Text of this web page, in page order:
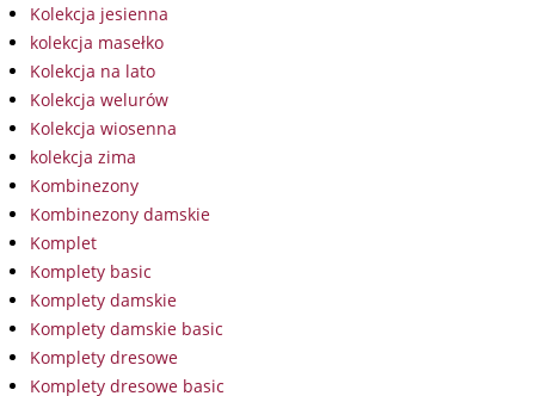
Kolekcja jesienna
kolekcja masełko
Kolekcja na lato
Kolekcja welurów
Kolekcja wiosenna
kolekcja zima
Kombinezony
Kombinezony damskie
Komplet
Komplety basic
Komplety damskie
Komplety damskie basic
Komplety dresowe
Komplety dresowe basic